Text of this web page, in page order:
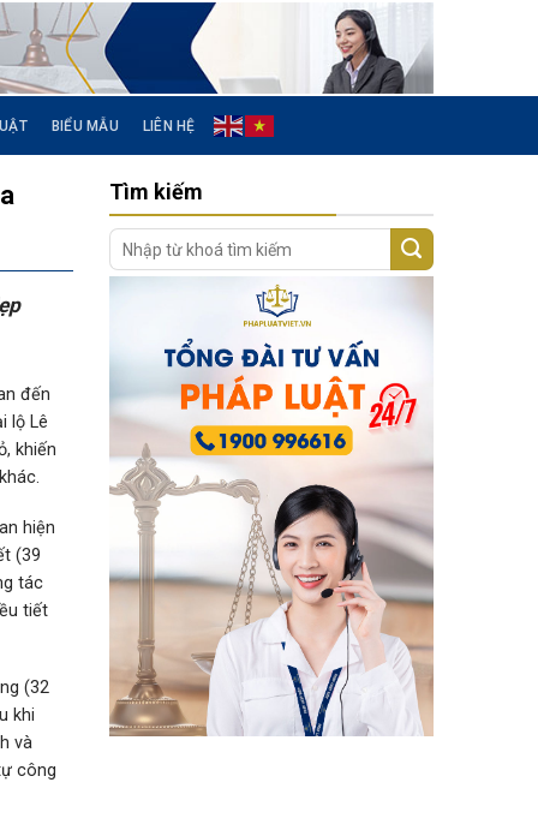
BIỂU MẪU LIÊN HỆ
đến
lộ Lê
khiến
hiện
(39
tác
tiết
(32
khi
và
công
Tìm kiếm